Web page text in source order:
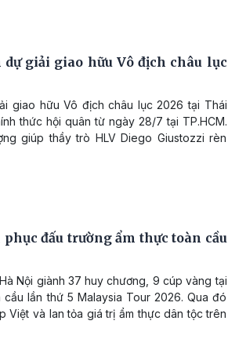
giải giao hữu Vô địch châu lục
giao hữu Vô địch châu lục 2026 tại Thái
thức hội quân từ ngày 28/7 tại TP.HCM.
giúp thầy trò HLV Diego Giustozzi rèn
đấu trường ẩm thực toàn cầu
Nội giành 37 huy chương, 9 cúp vàng tại
lần thứ 5 Malaysia Tour 2026. Qua đó
Việt và lan tỏa giá trị ẩm thực dân tộc trên